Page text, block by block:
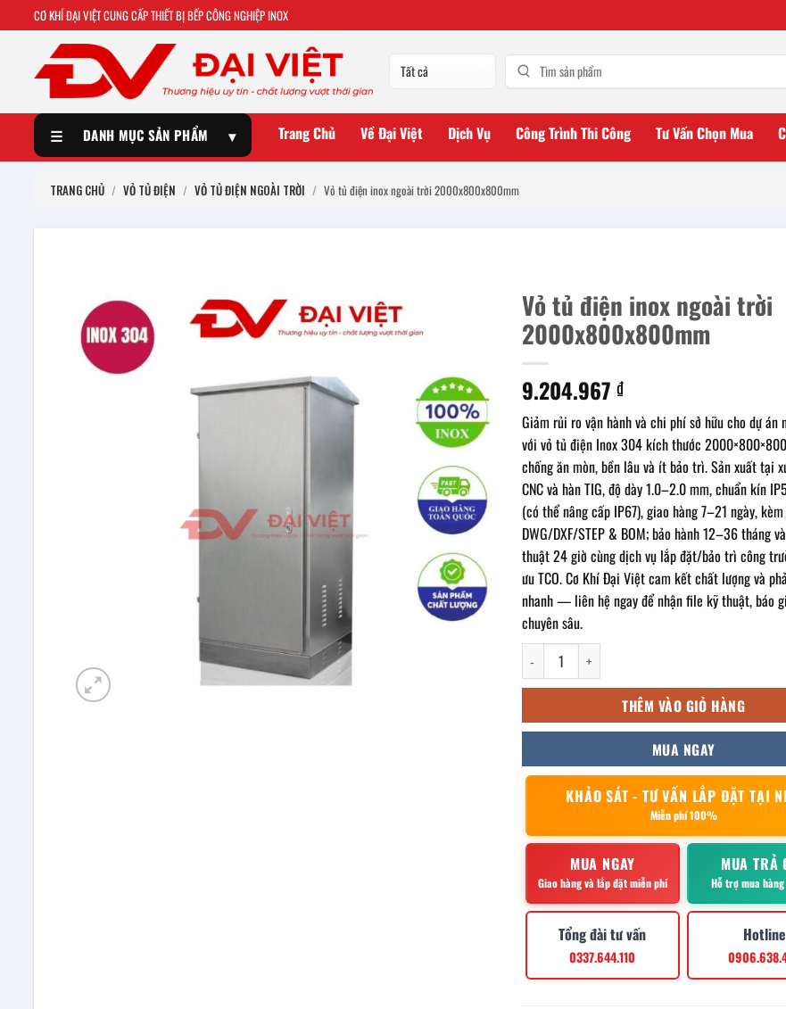
CƠ KHÍ ĐẠI VIỆT CUNG CẤP THIẾT BỊ BẾP CÔNG NGHIỆP INOX
☰ DANH MỤC SẢN PHẨM ▾ Trang Chủ Về Đại Việt Dịch Vụ Công Trình Thi Công Tư Vấn Chọn Mua
TRANG CHỦ / VỎ TỦ ĐIỆN / VỎ TỦ ĐIỆN NGOÀI TRỜI / Vỏ tủ điện inox ngoài trời 2000x800x800mm
Vỏ tủ điện inox ngoài trời
2000x800x800mm
9.204.967 ₫
Giảm rủi ro vận hành và chi phí sở hữu cho dự án
với vỏ tủ điện Inox 304 kích thước
chống ăn mòn, bền lâu và ít bảo trì. Sản xuất tại
CNC và hàn TIG, độ dày 1.0–2.0 mm, chuẩn kín
(có thể nâng cấp IP67), giao hàng 7–21 ngày,
DWG/DXF/STEP & BOM; bảo hành 12–36 tháng
thuật 24 giờ cùng dịch vụ lắp đặt/bảo trì công
ưu TCO. Cơ Khí Đại Việt cam kết chất lượng và
nhanh — liên hệ ngay để nhận file kỹ thuật, báo
chuyên sâu.
Vỏ tủ điện inox ngoài trời 2000x800x800mm số
THÊM VÀO GIỎ HÀNG
MUA NGAY
KHẢO SÁT - TƯ VẤN LẮP ĐẶT TẠI
Miễn phí 100%
MUA NGAY
Giao hàng và lắp đặt miễn phí
MUA TRẢ
Hỗ trợ mua
Tổng đài tư vấn
0337.644.110
Hotline